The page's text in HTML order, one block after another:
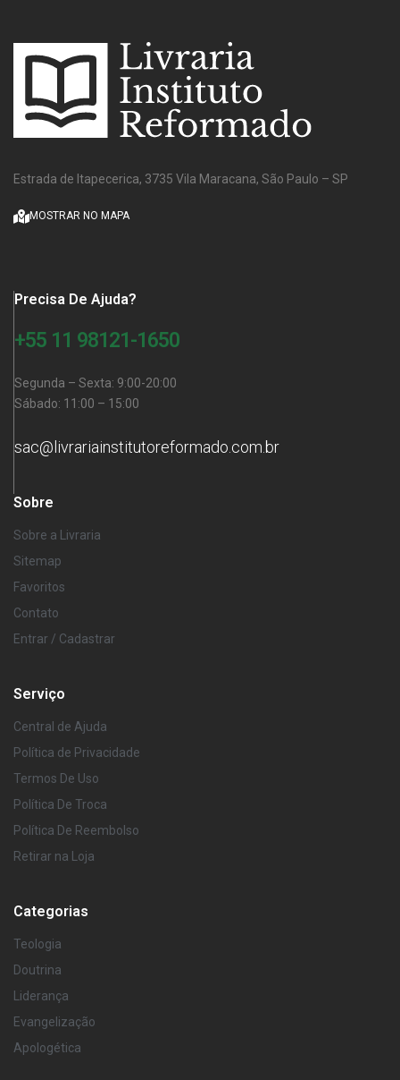
Estrada de Itapecerica, 3735 Vila Maracana, São Paulo – SP
MOSTRAR NO MAPA
Precisa De Ajuda?
+55 11 98121-1650
Segunda – Sexta: 9:00-20:00
Sábado: 11:00 – 15:00
sac@livrariainstitutoreformado.com.br
Sobre
Sobre a Livraria
Sitemap
Favoritos
Contato
Entrar / Cadastrar
Serviço
Central de Ajuda
Política de Privacidade
Termos De Uso
Política De Troca
Política De Reembolso
Retirar na Loja
Categorias
Teologia
Doutrina
Liderança
Evangelização
Apologética